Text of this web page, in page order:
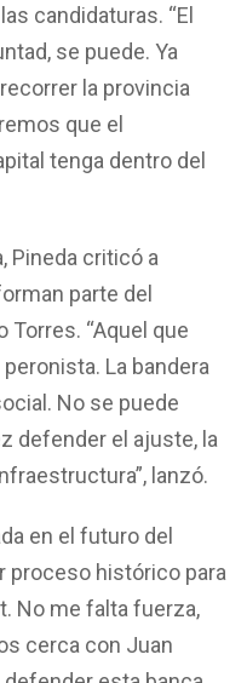
candidaturas. “El
se puede. Ya
la provincia
que el
tenga dentro del
Pineda criticó a
parte del
Torres. “Aquel que
La bandera
No se puede
defender el ajuste, la
lanzó.
en el futuro del
proceso histórico para
No me falta fuerza,
cerca con Juan